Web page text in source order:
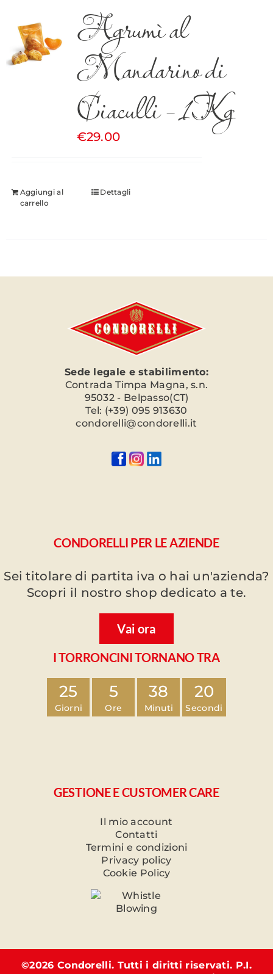
Agrumì al
Mandarino di
Ciaculli – 1Kg
€29.00
Aggiungi al
carrello
Dettagli
Sede legale e stabilimento:
Contrada Timpa Magna, s.n.
95032 - Belpasso(CT)
Tel: (+39) 095 913630
condorelli@condorelli.it
CONDORELLI PER LE AZIENDE
Sei titolare di partita iva o hai un'azienda?
Scopri il nostro shop dedicato a te.
Vai ora
I TORRONCINI TORNANO TRA
25
Giorni
5
Ore
38
Minuti
20
Secondi
GESTIONE E CUSTOMER CARE
Il mio account
Contatti
Termini e condizioni
Privacy policy
Cookie Policy
©2026 Condorelli. Tutti i diritti riservati. P.I.